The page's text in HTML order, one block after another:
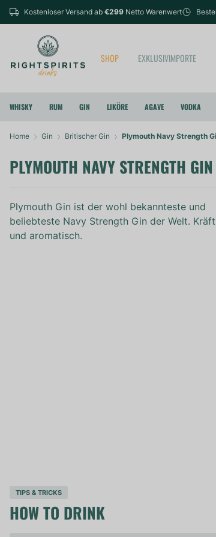
Kostenloser Versand ab €299 Netto Warenwert
SHOP EXKLUSIVIMPORTE
WHISKY RUM GIN LIKÖRE AGAVE VODKA
Home Gin Britischer Gin Plymouth Navy Strength
PLYMOUTH NAVY STRENGTH GIN
Plymouth Gin ist der wohl bekannteste und
beliebteste Navy Strength Gin der Welt.
und aromatisch.
TIPS & TRICKS
HOW TO DRINK